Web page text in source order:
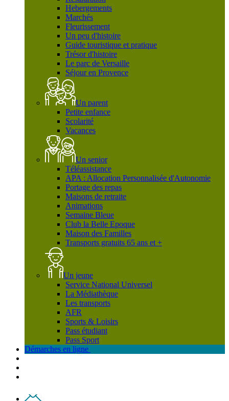
Hebergements
Marchés
Fleurissement
Un peu d'histoire
Guide touristique et pratique
Trésor d'histoire
Le parc de Versaille
Séjour en Provence
Un parent
Petite enfance
Scolarité
Vacances
Un senior
Téléassistance
APA : Allocation Personnalisée d'Autonomie
Portage des repas
Maisons de retraite
Animations
Semaine Bleue
Club la Belle Epoque
Maison des Familles
Transports gratuits 65 ans et +
Un jeune
Service National Universel
La Médiathèque
Les transports
AFR
Sports & Loisirs
Pass étudiant
Pass Sport
Démarches en ligne
Contact